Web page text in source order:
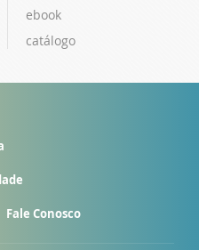
ebook
catálogo
Fale Conosco